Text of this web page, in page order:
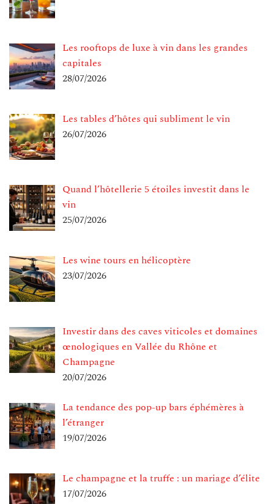
Les rooftops de luxe à vin dans les grandes
capitales
28/07/2026
Les tables d’hôtes qui subliment le vin
26/07/2026
Quand l’hôtellerie 5 étoiles investit dans le
vin
25/07/2026
Les wine tours en hélicoptère
23/07/2026
Investir dans des caves viticoles et domaines
œnologiques en Vallée du Rhône et
Champagne
20/07/2026
La tendance des pop-up bars éphémères à
l’étranger
19/07/2026
Le champagne et la truffe : un mariage d’élite
17/07/2026